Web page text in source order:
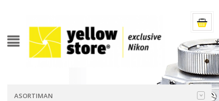
ASORTIMAN